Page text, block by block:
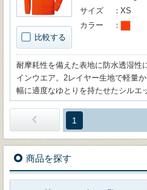
比較する
サイズ
XS
カラー
耐摩耗性を備えた表地に防水透湿性
インウエア。2レイヤー生地で軽量
幅に適度なゆとりを持たせたシルエ
1
商品を探す